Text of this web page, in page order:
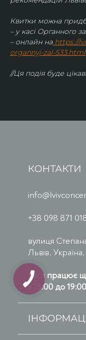
Квитки можна
– у касі Органного
– онлайн на https://
organnyj-zal-533.html
//Ця подія буде
КОНТАКТИ
+38 098 871
вулиця
Львів,
Каса працює
з 13:00 до 19:00